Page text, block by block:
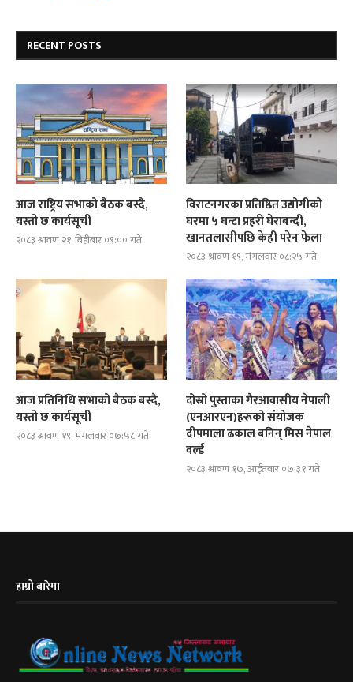
RECENT POSTS
आज राष्ट्रिय सभाको बैठक बस्दै,
यस्तो छ कार्यसूची
२०८३ श्रावण २१, बिहीबार ०९:०० गते
विराटनगरका प्रतिष्ठित उद्योगीको
घरमा ५ घन्टा प्रहरी घेराबन्दी,
खानतलासीपछि केही परेन फेला
२०८३ श्रावण १९, मंगलवार ०८:२५ गते
आज प्रतिनिधि सभाको बैठक बस्दै,
यस्तो छ कार्यसूची
२०८३ श्रावण १९, मंगलवार ०७:५८ गते
दोस्रो पुस्ताका गैरआवासीय नेपाली
(एनआरएन)हरूको संयोजक
दीपमाला ढकाल बनिन् मिस नेपाल
वर्ल्ड
२०८३ श्रावण १७, आईतवार ०७:३१ गते
हाम्रो बारेमा